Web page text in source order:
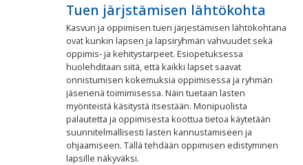
Tuen järjstämisen lähtökohta
Kasvun ja oppimisen tuen järjestämisen lähtökohtana
ovat kunkin lapsen ja lapsiryhmän vahvuudet sekä
oppimis- ja kehitystarpeet. Esiopetuksessa
huolehditaan siitä, että kaikki lapset saavat
onnistumisen kokemuksia oppimisessa ja ryhmän
jäsenenä toimimisessa. Näin tuetaan lasten
myönteistä käsitystä itsestään. Monipuolista
palautetta ja oppimisesta koottua tietoa käytetään
suunnitelmallisesti lasten kannustamiseen ja
ohjaamiseen. Tällä tehdään oppimisen edistyminen
lapsille näkyväksi.